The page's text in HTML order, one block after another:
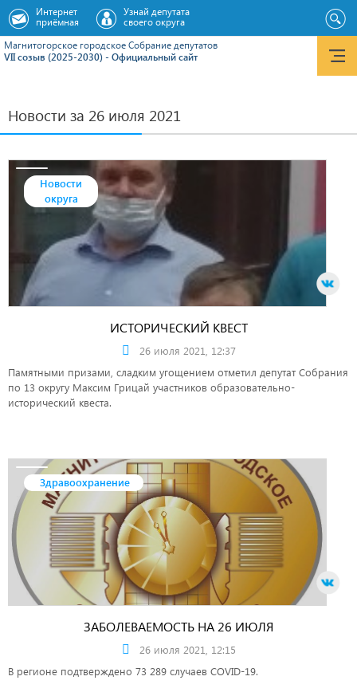
Магнитогорское городское Cобрание депутатов
VII созыв (2025-2030) - Официальный сайт
Интернет
приёмная
Узнай депутата
своего округа
Новости за 26 июля 2021
Новости
округа
ИСТОРИЧЕСКИЙ КВЕСТ
26 июля 2021, 12:37
Памятными призами, сладким угощением отметил депутат Собрания
по 13 округу Максим Грицай участников образовательно-
исторический квеста.
Здравоохранение
ЗАБОЛЕВАЕМОСТЬ НА 26 ИЮЛЯ
26 июля 2021, 12:15
В регионе подтверждено 73 289 случаев COVID-19.